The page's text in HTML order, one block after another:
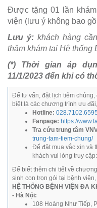
Được tặng 01 lần
viện (lưu ý không bao
Lưu ý: khách hàng
thăm khám tại Hệ thống
(*) Thời gian áp
11/1/2023 đến khi có
Để tư vấn, đặt lịch tiêm chủng,
biệt là các chương trình ưu
Hotline: 028.7102.6595
Fanpage: https://
Tra cứu trung tâm
trung-tam-tiem-chung/
Để đặt mua vắc xin và
khách vui lòng truy cập:
Để biết thêm chi tiết về
sinh con trọn gói tại bệnh
HỆ THỐNG BỆNH VIỆN ĐA
- Hà Nội:
108 Hoàng Như Tiếp,